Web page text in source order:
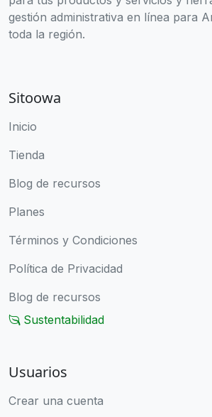
gestión administrativa en línea para
toda la región.
Sitoowa
Inicio
Tienda
Blog de recursos
Planes
Términos y Condiciones
Política de Privacidad
Blog de recursos
Sustentabilidad
Usuarios
Crear una cuenta